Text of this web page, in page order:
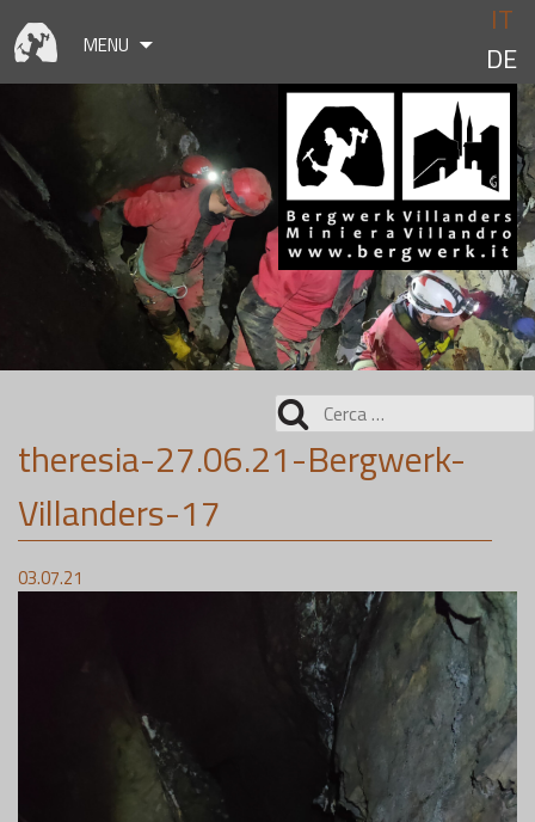
to
content
MENU
IT
DE
Ricerca
per:
theresia-27.06.21-Bergwerk-
Villanders-17
03.07.21